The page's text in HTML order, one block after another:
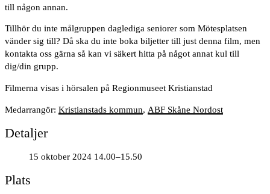
till någon annan.
Tillhör du inte målgruppen daglediga seniorer som Mötesplatsen
vänder sig till? Då ska du inte boka biljetter till just denna film, men
kontakta oss gärna så kan vi säkert hitta på något annat kul till
dig/din grupp.
Filmerna visas i hörsalen på Regionmuseet Kristianstad
Medarrangör: Kristianstads kommun, ABF Skåne Nordost
Detaljer
15 oktober 2024 14.00–15.50
Plats